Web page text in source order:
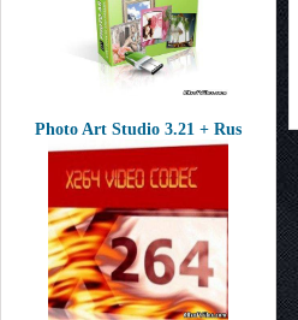
Photo Art Studio 3.21 + Rus